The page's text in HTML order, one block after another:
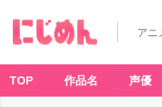
アニ
TOP 作品名 声優